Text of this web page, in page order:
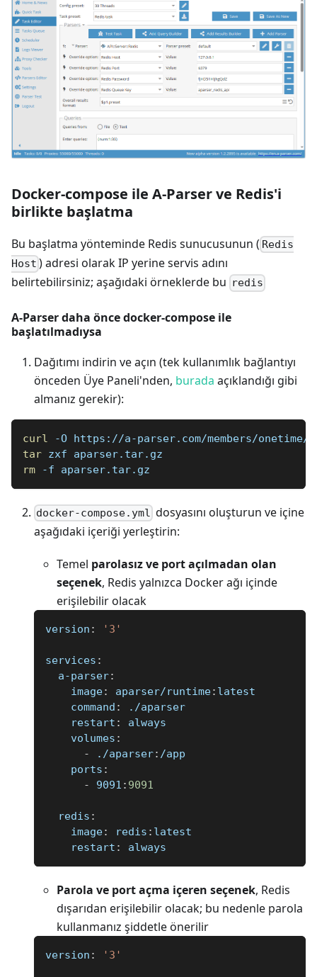
Docker-compose ile A-Parser ve Redis'i
birlikte başlatma
Bu başlatma yönteminde Redis sunucusunun ( Redis
Host ) adresi olarak IP yerine servis adını
belirtebilirsiniz; aşağıdaki örneklerde bu redis
A-Parser daha önce docker-compose ile
başlatılmadıysa
Dağıtımı indirin ve açın (tek kullanımlık bağlantıyı
önceden Üye Paneli'nden, burada açıklandığı gibi
almanız gerekir):
curl -O https://a-parser.com/members/onetime/
tar zxf aparser.tar.gz
rm -f aparser.tar.gz
docker-compose.yml dosyasını oluşturun ve içine
aşağıdaki içeriği yerleştirin:
Temel parolasız ve port açılmadan olan
seçenek, Redis yalnızca Docker ağı içinde
erişilebilir olacak
version : '3'
services :
a-parser:
image: aparser/runtime: latest
command :
./aparser
restart :
always
volumes :
-
./aparser: /app
ports :
-
9091 : 9091
redis :
image: redis : latest
restart : always
Parola ve port açma içeren seçenek, Redis
dışarıdan erişilebilir olacak; bu nedenle parola
kullanmanız şiddetle önerilir
version : '3'